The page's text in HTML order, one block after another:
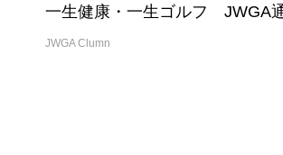
一生健康・一生ゴルフ JWGA
JWGA Clumn